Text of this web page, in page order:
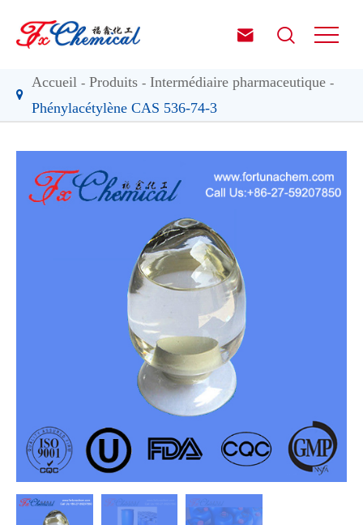
 
Accueil Produits
Intermédiaire pharmaceutique
Phénylacétylène CAS 536-74-3